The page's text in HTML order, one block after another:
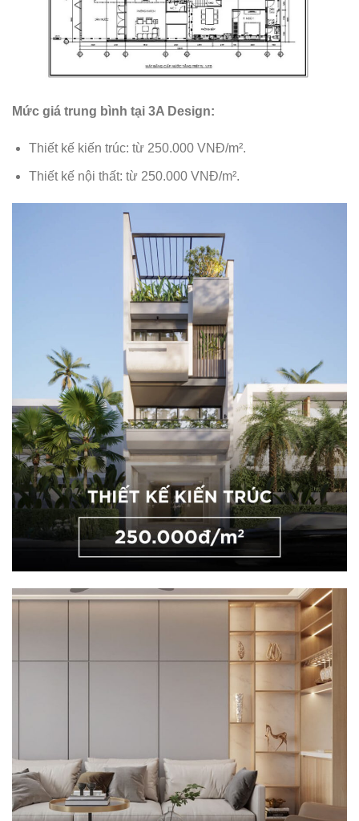
Mức giá trung bình tại 3A Design:
Thiết kế kiến trúc: từ 250.000 VNĐ/m².
Thiết kế nội thất: từ 250.000 VNĐ/m².